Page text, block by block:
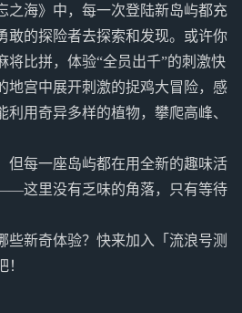
之海》中，每一次登陆新岛屿都充
敢的探险者去探索和发现。或许你
将比拼，体验“全员出千”的刺激快
地宫中展开刺激的捉鸡大冒险，感
利用奇异多样的植物，攀爬高峰、
但每一座岛屿都在用全新的趣味活
这里没有乏味的角落，只有等待
些新奇体验？快来加入「流浪号测